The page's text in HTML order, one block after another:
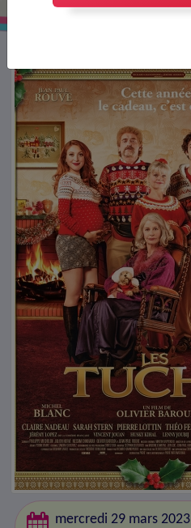
mercredi 29 mars 2023